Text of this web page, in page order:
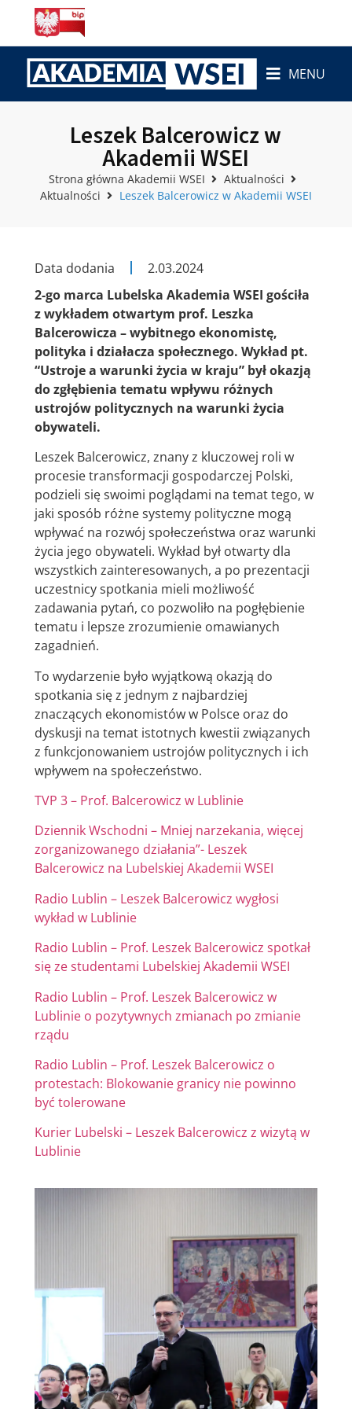
MENU
Leszek Balcerowicz w
Akademii WSEI
Strona główna Akademii WSEI
Aktualności
Aktualności
Leszek Balcerowicz w Akademii WSEI
Data dodania
2.03.2024
2-go marca Lubelska Akademia WSEI gościła
z wykładem otwartym prof. Leszka
Balcerowicza – wybitnego ekonomistę,
polityka i działacza społecznego. Wykład pt.
“Ustroje a warunki życia w kraju” był okazją
do zgłębienia tematu wpływu różnych
ustrojów politycznych na warunki życia
obywateli.
Leszek Balcerowicz, znany z kluczowej roli w
procesie transformacji gospodarczej Polski,
podzieli się swoimi poglądami na temat tego, w
jaki sposób różne systemy polityczne mogą
wpływać na rozwój społeczeństwa oraz warunki
życia jego obywateli. Wykład był otwarty dla
wszystkich zainteresowanych, a po prezentacji
uczestnicy spotkania mieli możliwość
zadawania pytań, co pozwoliło na pogłębienie
tematu i lepsze zrozumienie omawianych
zagadnień.
To wydarzenie było wyjątkową okazją do
spotkania się z jednym z najbardziej
znaczących ekonomistów w Polsce oraz do
dyskusji na temat istotnych kwestii związanych
z funkcjonowaniem ustrojów politycznych i ich
wpływem na społeczeństwo.
TVP 3 – Prof. Balcerowicz w Lublinie
Dziennik Wschodni – Mniej narzekania, więcej
zorganizowanego działania”- Leszek
Balcerowicz na Lubelskiej Akademii WSEI
Radio Lublin – Leszek Balcerowicz wygłosi
wykład w Lublinie
Radio Lublin – Prof. Leszek Balcerowicz spotkał
się ze studentami Lubelskiej Akademii WSEI
Radio Lublin – Prof. Leszek Balcerowicz w
Lublinie o pozytywnych zmianach po zmianie
rządu
Radio Lublin – Prof. Leszek Balcerowicz o
protestach: Blokowanie granicy nie powinno
być tolerowane
Kurier Lubelski – Leszek Balcerowicz z wizytą w
Lublinie